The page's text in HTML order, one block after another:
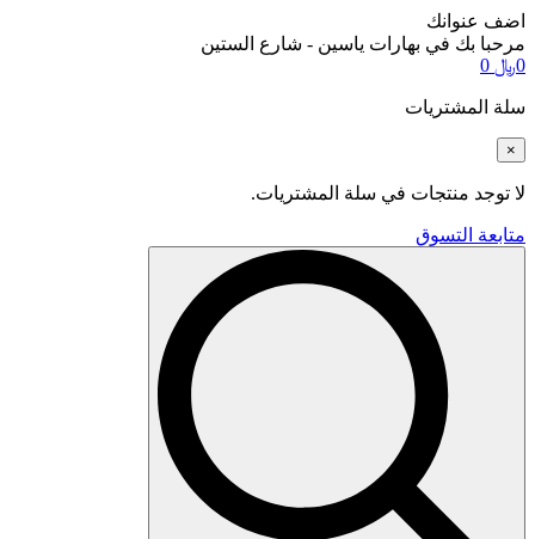
اضف عنوانك
مرحبا بك في بهارات ياسين - شارع الستين
0﷼ 0
سلة المشتريات
×
لا توجد منتجات في سلة المشتريات.
متابعة التسوق